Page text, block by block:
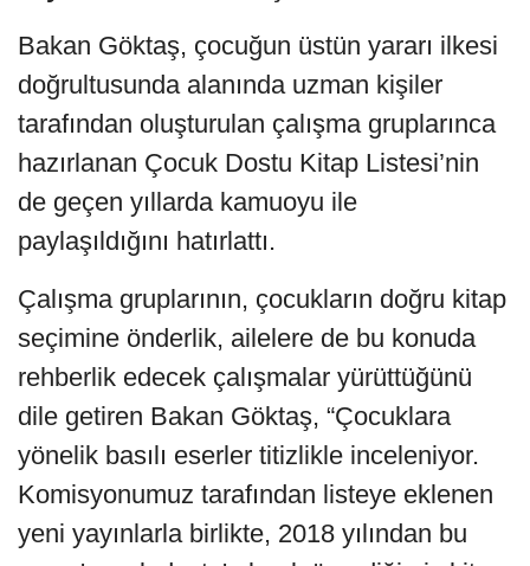
Bakan Göktaş, çocuğun üstün yararı ilkesi
doğrultusunda alanında uzman kişiler
tarafından oluşturulan çalışma gruplarınca
hazırlanan Çocuk Dostu Kitap Listesi’nin
de geçen yıllarda kamuoyu ile
paylaşıldığını hatırlattı.
Çalışma gruplarının, çocukların doğru kitap
seçimine önderlik, ailelere de bu konuda
rehberlik edecek çalışmalar yürüttüğünü
dile getiren Bakan Göktaş, “Çocuklara
yönelik basılı eserler titizlikle inceleniyor.
Komisyonumuz tarafından listeye eklenen
yeni yayınlarla birlikte, 2018 yılından bu